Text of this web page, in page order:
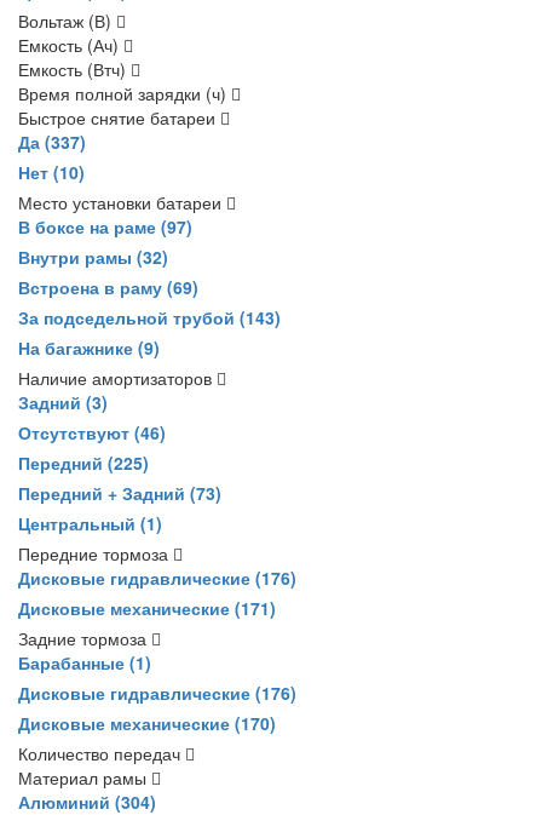
Вольтаж (В)
Емкость (Ач)
Емкость (Втч)
Время полной зарядки (ч)
Быстрое снятие батареи
Да (337)
Нет (10)
Место установки батареи
В боксе на раме (97)
Внутри рамы (32)
Встроена в раму (69)
За подседельной трубой (143)
На багажнике (9)
Наличие амортизаторов
Задний (3)
Отсутствуют (46)
Передний (225)
Передний + Задний (73)
Центральный (1)
Передние тормоза
Дисковые гидравлические (176)
Дисковые механические (171)
Задние тормоза
Барабанные (1)
Дисковые гидравлические (176)
Дисковые механические (170)
Количество передач
Материал рамы
Алюминий (304)